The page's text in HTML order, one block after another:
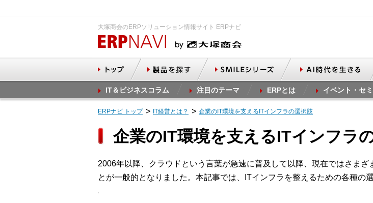
大塚商会のERPソリューション情報サイト ERPナビ
IT＆ビジネスコラム 注目のテーマ ERPとは イベント・セ
ERPナビ トップ IT経営とは？ 企業のIT環境を支えるITインフラの選択肢
企業のIT環境を支えるITインフラ
2006年以降、クラウドという言葉が急速に普及して以降、現在ではさま
とが一般的となりました。本記事では、ITインフラを整えるための各種の